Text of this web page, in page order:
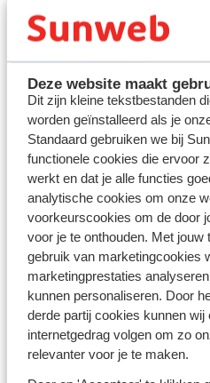
Deze website maakt
Dit zijn kleine tekstbestanden
worden geïnstalleerd als je
Standaard gebruiken we bij
functionele cookies die ervoor
werkt en dat je alle functies
analytische cookies om onze
voorkeurscookies om de door
voor je te onthouden. Met
gebruik van marketingcookies
marketingprestaties
kunnen personaliseren. Door
derde partij cookies kunnen wij
internetgedrag volgen om zo
relevanter voor je te maken.
Vos